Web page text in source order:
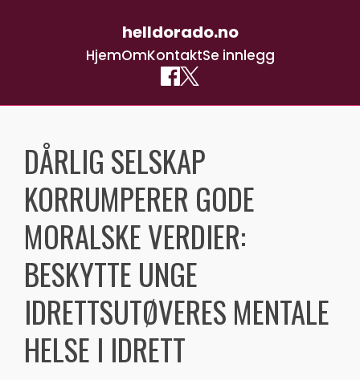
helldorado.no
HjemOmKontaktSe innlegg
contentDÅRLIG SELSKAP
KORRUMPERER GODE
MORALSKE VERDIER:
BESKYTTE UNGE
IDRETTSUTØVERES MENTALE
HELSE I IDRETT